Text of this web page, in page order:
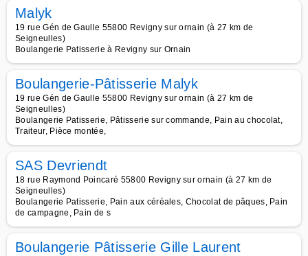
Malyk
19 rue Gén de Gaulle 55800 Revigny sur ornain (à 27 km de
Seigneulles)
Boulangerie Patisserie à Revigny sur Ornain
Boulangerie-Pâtisserie Malyk
19 rue Gén de Gaulle 55800 Revigny sur ornain (à 27 km de
Seigneulles)
Boulangerie Patisserie, Pâtisserie sur commande, Pain au chocolat,
Traiteur, Pièce montée,
SAS Devriendt
18 rue Raymond Poincaré 55800 Revigny sur ornain (à 27 km de
Seigneulles)
Boulangerie Patisserie, Pain aux céréales, Chocolat de pâques, Pain
de campagne, Pain de s
Boulangerie Pâtisserie Gille Laurent